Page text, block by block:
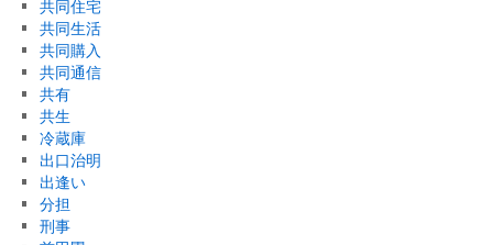
共同住宅
共同生活
共同購入
共同通信
共有
共生
冷蔵庫
出口治明
出逢い
分担
刑事